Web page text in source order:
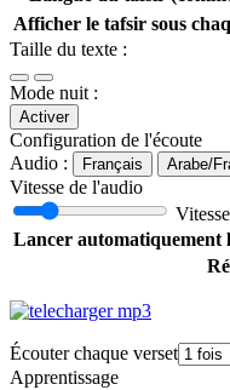
Afficher le tafsir sous
Taille du texte :
Mode nuit :
Activer
Configuration de l'écoute
Audio :
Français Arabe/
Vitesse de l'audio
Lancer automatiquement
Écouter chaque verset
Apprentissage